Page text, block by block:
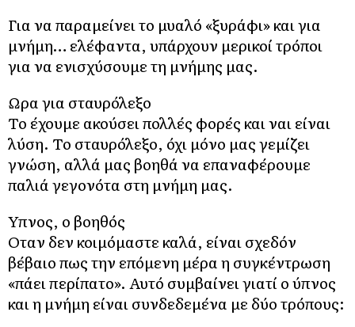
Για να παραμείνει το μυαλό «ξυράφι» και για
μνήμη… ελέφαντα, υπάρχουν μερικοί τρόποι
για να ενισχύσουμε τη μνήμης μας.
Ωρα για σταυρόλεξο
Το έχουμε ακούσει πολλές φορές και ναι είναι
λύση. Το σταυρόλεξο, όχι μόνο μας γεμίζει
γνώση, αλλά μας βοηθά να επαναφέρουμε
παλιά γεγονότα στη μνήμη μας.
Υπνος, ο βοηθός
Οταν δεν κοιμόμαστε καλά, είναι σχεδόν
βέβαιο πως την επόμενη μέρα η συγκέντρωση
«πάει περίπατο». Αυτό συμβαίνει γιατί ο ύπνος
και η μνήμη είναι συνδεδεμένα με δύο τρόπους: